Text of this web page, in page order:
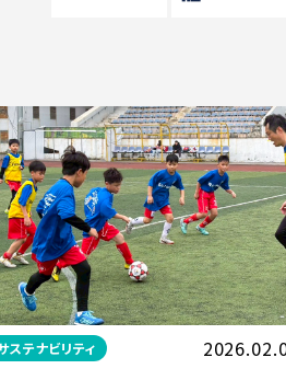
ステナビリティ